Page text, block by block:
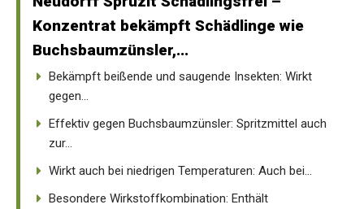
Konzentrat bekämpft Schädlinge wie
Buchsbaumzünsler,...
Bekämpft beißende und saugende Insekten: Wirkt
gegen...
Effektiv gegen Buchsbaumzünsler: Spritzmittel auch
zur...
Wirkt auch bei niedrigen Temperaturen: Auch bei...
Besondere Wirkstoffkombination: Enthält